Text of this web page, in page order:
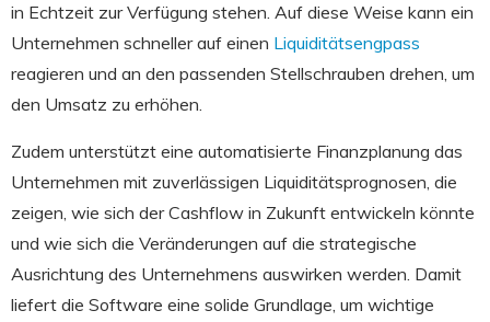
in Echtzeit zur Verfügung stehen. Auf diese Weise kann ein
Unternehmen schneller auf einen Liquiditätsengpass
reagieren und an den passenden Stellschrauben drehen, um
den Umsatz zu erhöhen.
Zudem unterstützt eine automatisierte Finanzplanung das
Unternehmen mit zuverlässigen Liquiditätsprognosen, die
zeigen, wie sich der Cashflow in Zukunft entwickeln könnte
und wie sich die Veränderungen auf die strategische
Ausrichtung des Unternehmens auswirken werden. Damit
liefert die Software eine solide Grundlage, um wichtige